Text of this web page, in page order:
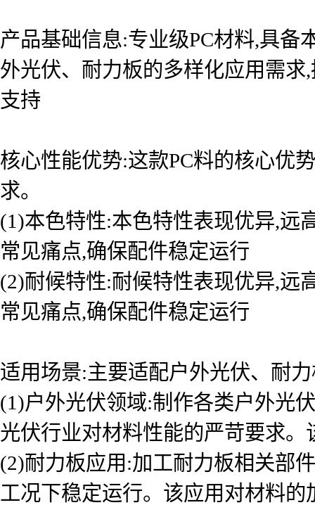
产品基础信息:专业级PC材料,具备
外光伏、耐力板的多样化应用需
支持
核心性能优势:这款PC料的核心优
求。
(1)本色特性:本色特性表现优异,远
常见痛点,确保配件稳定运行
(2)耐候特性:耐候特性表现优异,远
常见痛点,确保配件稳定运行
适用场景:主要适配户外光伏、耐
(1)户外光伏领域:制作各类户外光
光伏行业对材料性能的严苛要求
(2)耐力板应用:加工耐力板相关部
工况下稳定运行。该应用对材料